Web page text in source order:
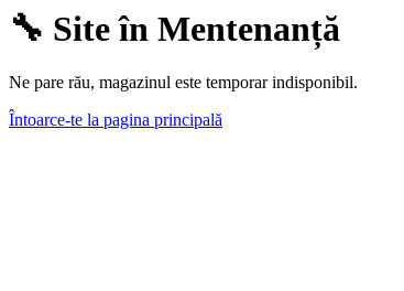
🔧 Site în Mentenanță
Ne pare rău, magazinul este temporar indisponibil.
Întoarce-te la pagina principală